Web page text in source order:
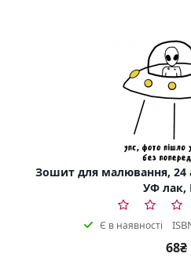
Зошит для малювання, 24
УФ лак,
Є в наявності
68₴